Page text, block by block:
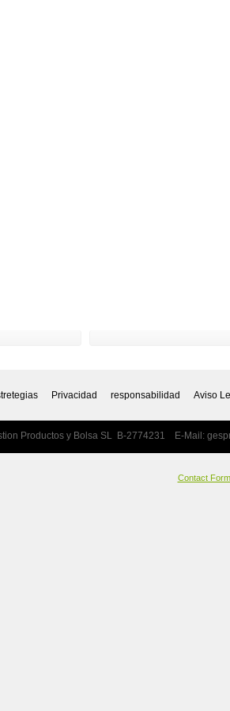
Privacidad responsabilidad Aviso
Productos y Bolsa SL B-2774231 E-Mail:
Contact Form